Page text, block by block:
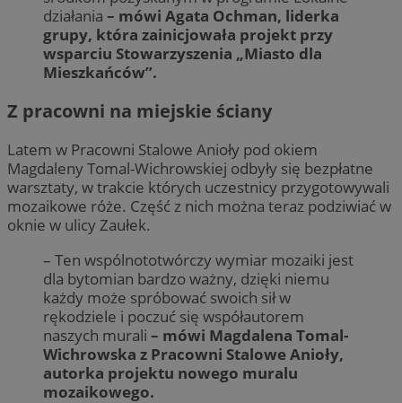
działania – mówi Agata Ochman, liderka
grupy, która zainicjowała projekt przy
wsparciu Stowarzyszenia „Miasto dla
Mieszkańców”.
Z pracowni na miejskie ściany
Latem w Pracowni Stalowe Anioły pod okiem
Magdaleny Tomal-Wichrowskiej odbyły się bezpłatne
warsztaty, w trakcie których uczestnicy przygotowywali
mozaikowe róże. Część z nich można teraz podziwiać w
oknie w ulicy Zaułek.
– Ten wspólnototwórczy wymiar mozaiki jest
dla bytomian bardzo ważny, dzięki niemu
każdy może spróbować swoich sił w
rękodziele i poczuć się współautorem
naszych murali – mówi Magdalena Tomal-
Wichrowska z Pracowni Stalowe Anioły,
autorka projektu nowego muralu
mozaikowego.